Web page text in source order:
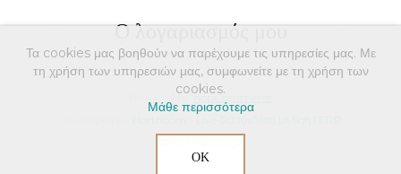
Ο λογαριασμός μου
Powered by nopCommerce
Τα cookies μας βοηθούν να παρέχουμε τις υπηρεσίες μας. Με
τη χρήση των υπηρεσιών μας, συμφωνείτε με τη χρήση των
cookies.
Μάθε περισσότερα
ΟΚ